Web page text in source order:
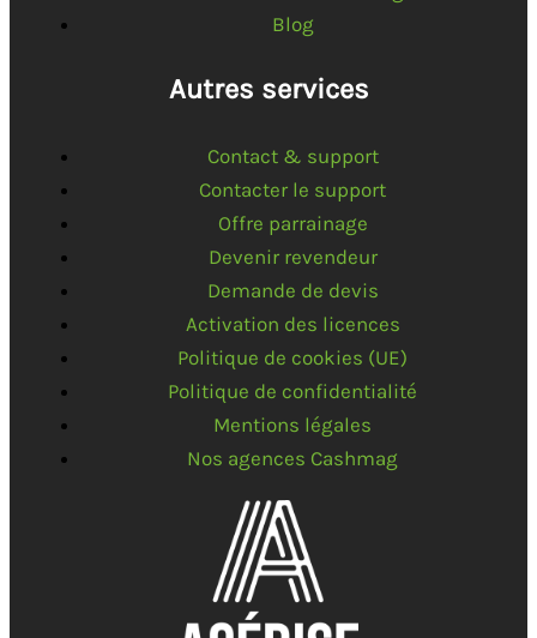
Blog
Autres services
Contact & support
Contacter le support
Offre parrainage
Devenir revendeur
Demande de devis
Activation des licences
Politique de cookies (UE)
Politique de confidentialité
Mentions légales
Nos agences Cashmag